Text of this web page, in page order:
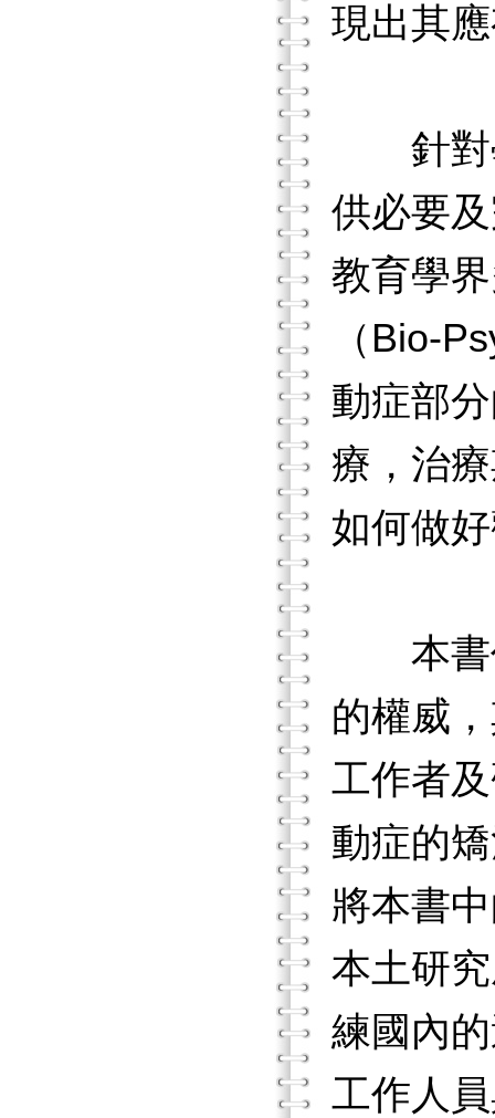
現出其
針對學
供必要
教育學
（Bio-
動症部
療，治
如何做
本書作
的權威
工作者
動症的
將本書
本土研
練國內
工作人